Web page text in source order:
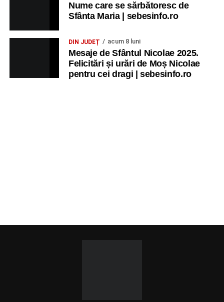
Nume care se sărbătoresc de
Sfânta Maria | sebesinfo.ro
DIN JUDEȚ acum 8 luni
Mesaje de Sfântul Nicolae 2025.
Felicitări și urări de Moș Nicolae
pentru cei dragi | sebesinfo.ro